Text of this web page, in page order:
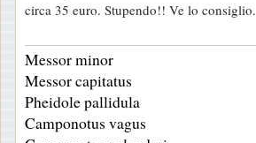
circa 35 euro. Stupendo!! Ve lo consiglio.
Messor minor
Messor capitatus
Pheidole pallidula
Camponotus vagus